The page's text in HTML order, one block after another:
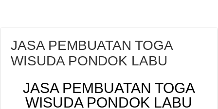
JASA PEMBUATAN TOGA
WISUDA PONDOK LABU
JASA PEMBUATAN TOGA
WISUDA PONDOK LABU